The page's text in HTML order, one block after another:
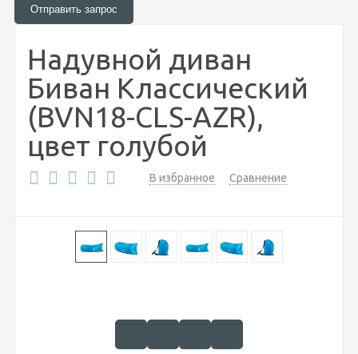
Надувной диван
Биван Классический
(BVN18-CLS-AZR),
цвет голубой
В избранное Сравнение